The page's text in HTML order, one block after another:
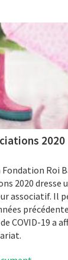
2020
Roi
2020 dresse
associatif. Il
COVID-19 a